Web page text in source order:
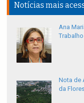
Notícias mais
Ana
Nota de
da